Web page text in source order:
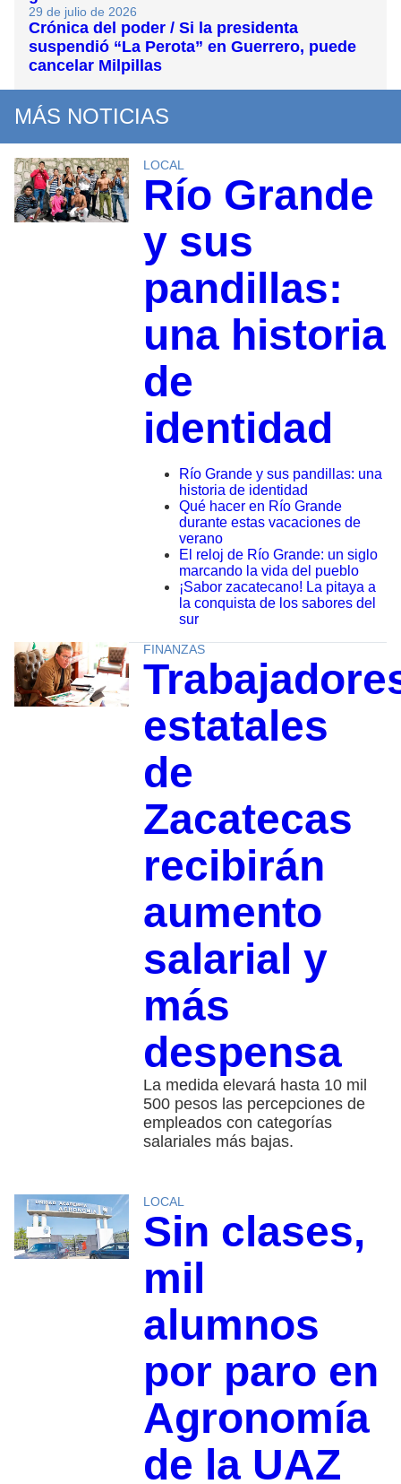
29 de julio de 2026
Crónica del poder / Si la presidenta
suspendió “La Perota” en Guerrero, puede
cancelar Milpillas
MÁS NOTICIAS
LOCAL
Río Grande
y sus
pandillas:
una historia
de
identidad
Río Grande y sus pandillas: una
historia de identidad
Qué hacer en Río Grande
durante estas vacaciones de
verano
El reloj de Río Grande: un siglo
marcando la vida del pueblo
¡Sabor zacatecano! La pitaya a
la conquista de los sabores del
sur
FINANZAS
estatales
de
Zacatecas
recibirán
aumento
salarial y
más
despensa
La medida elevará hasta 10 mil
500 pesos las percepciones de
empleados con categorías
salariales más bajas.
LOCAL
Sin clases,
mil
alumnos
por paro en
Agronomía
de la UAZ